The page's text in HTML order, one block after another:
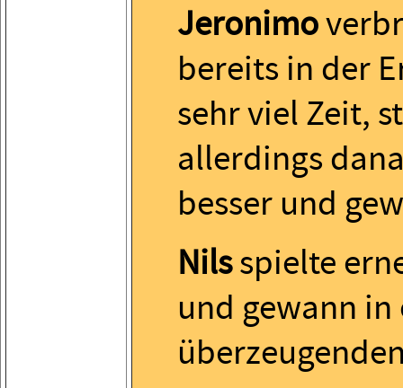
Jeronimo
bereits in der
sehr viel Zeit,
allerdings
besser und
Nilsspielte
und gewann in